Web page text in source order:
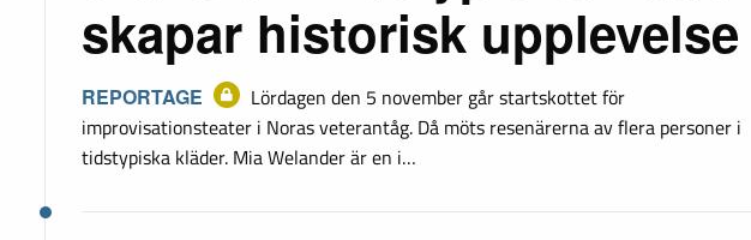
skapar historisk upplevelse
REPORTAGE
Lördagen den 5 november går startskottet för
improvisationsteater i Noras veterantåg. Då möts resenärerna av flera personer i
tidstypiska kläder. Mia Welander är en i…